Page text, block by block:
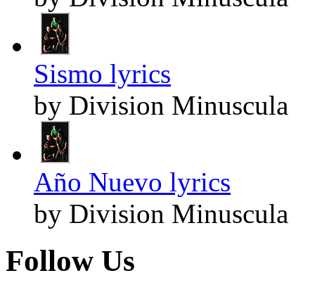
Sismo lyrics
by Division Minuscula
Año Nuevo lyrics
by Division Minuscula
Follow Us